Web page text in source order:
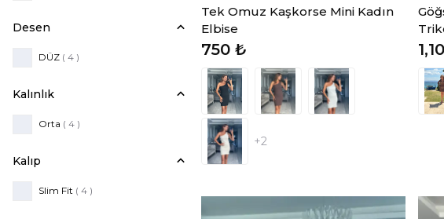
Desen
DÜZ ( 4 )
Kalınlık
Orta ( 4 )
Kalıp
Slim Fit ( 4 )
Tek Omuz Kaşkorse Mini Kadın
Elbise
750 ₺
+2